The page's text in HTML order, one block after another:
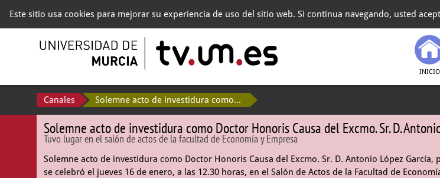
Este sitio usa cookies para mejorar su experiencia de uso del sitio web. Si continua navegando, usted
INICIO
Canales Solemne acto de investidura como Doctor Honoris Causa del Excmo. Sr. D. Antonio López García
Solemne acto de investidura como Doctor Honoris Causa del Excmo. Sr. D.
Tuvo lugar en el salón de actos de la facultad de Economía y Empresa
Solemne acto de investidura como Doctor Honoris Causa del Excmo. Sr. D. Antonio López García,
se celebró el jueves 16 de enero, a las 12.30 horas, en el Salón de Actos de la Facultad de